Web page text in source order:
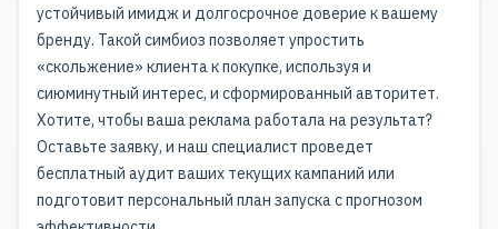
устойчивый имидж и долгосрочное доверие к вашему
бренду. Такой симбиоз позволяет упростить
«скольжение» клиента к покупке, используя и
сиюминутный интерес, и сформированный авторитет.
Хотите, чтобы ваша реклама работала на результат?
Оставьте заявку, и наш специалист проведет
бесплатный аудит ваших текущих кампаний или
подготовит персональный план запуска с прогнозом